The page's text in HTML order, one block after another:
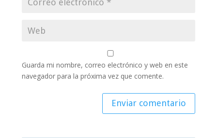
Guarda mi nombre, correo electrónico y web en este
navegador para la próxima vez que comente.